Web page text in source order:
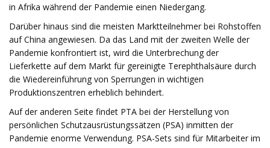
in Afrika während der Pandemie einen Niedergang.
Darüber hinaus sind die meisten Marktteilnehmer bei Rohstoffen
auf China angewiesen. Da das Land mit der zweiten Welle der
Pandemie konfrontiert ist, wird die Unterbrechung der
Lieferkette auf dem Markt für gereinigte Terephthalsäure durch
die Wiedereinführung von Sperrungen in wichtigen
Produktionszentren erheblich behindert.
Auf der anderen Seite findet PTA bei der Herstellung von
persönlichen Schutzausrüstungssätzen (PSA) inmitten der
Pandemie enorme Verwendung. PSA-Sets sind für Mitarbeiter im